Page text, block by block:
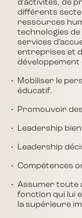
d’activités, de
différents
ressources
technologies de
services
entreprises et
développement
Mobiliser le
éducatif.
Promouvoir
Leadership
Leadership
Compétences
Assumer toute
fonction qui lui
la supérieure